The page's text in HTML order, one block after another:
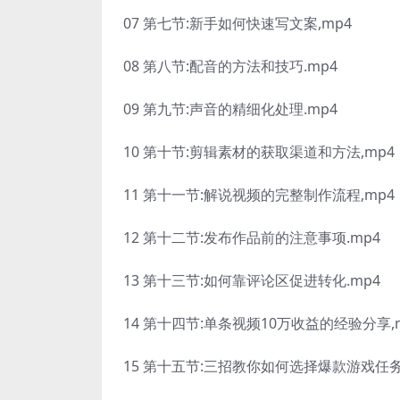
07 第七节:新手如何快速写文案,mp4
08 第八节:配音的方法和技巧.mp4
09 第九节:声音的精细化处理.mp4
10 第十节:剪辑素材的获取渠道和方法,mp4
11 第十一节:解说视频的完整制作流程,mp4
12 第十二节:发布作品前的注意事项.mp4
13 第十三节:如何靠评论区促进转化.mp4
14 第十四节:单条视频10万收益的经验分享
15 第十五节:三招教你如何选择爆款游戏任